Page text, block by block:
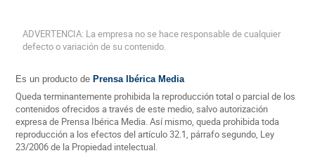
ADVERTENCIA: La empresa no se hace responsable de cualquier
defecto o variación de su contenido.
Es un producto de Prensa Ibérica Media
Queda terminantemente prohibida la reproducción total o parcial de los
contenidos ofrecidos a través de este medio, salvo autorización
expresa de Prensa Ibérica Media. Así mismo, queda prohibida toda
reproducción a los efectos del artículo 32.1, párrafo segundo, Ley
23/2006 de la Propiedad intelectual.